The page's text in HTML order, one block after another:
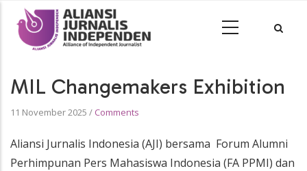
MIL Changemakers Exhibition
11 November 2025 / Comments
Aliansi Jurnalis Indonesia (AJI) bersama Forum Alumni
Perhimpunan Pers Mahasiswa Indonesia (FA PPMI) dan